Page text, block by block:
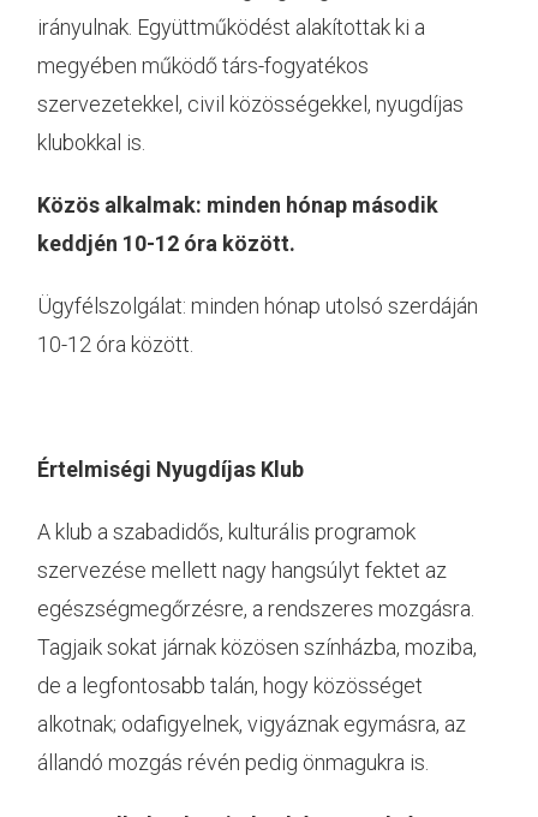
irányulnak. Együttműködést alakítottak ki a
megyében működő társ-fogyatékos
szervezetekkel, civil közösségekkel, nyugdíjas
klubokkal is.
Közös alkalmak: minden hónap második
keddjén 10-12 óra között.
Ügyfélszolgálat: minden hónap utolsó szerdáján
10-12 óra között.
Értelmiségi Nyugdíjas Klub
A klub a szabadidős, kulturális programok
szervezése mellett nagy hangsúlyt fektet az
egészségmegőrzésre, a rendszeres mozgásra.
Tagjaik sokat járnak közösen színházba, moziba,
de a legfontosabb talán, hogy közösséget
alkotnak; odafigyelnek, vigyáznak egymásra, az
állandó mozgás révén pedig önmagukra is.